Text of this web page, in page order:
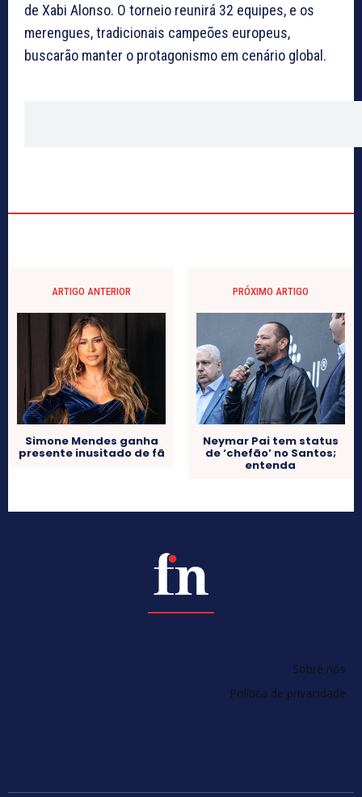
de Xabi Alonso. O torneio reunirá 32 equipes, e os
merengues, tradicionais campeões europeus,
buscarão manter o protagonismo em cenário global.
ARTIGO ANTERIOR
Simone Mendes ganha
presente inusitado de fã
PRÓXIMO ARTIGO
Neymar Pai tem status
de ‘chefão’ no Santos;
entenda
Sobre nós
Política de privacidade